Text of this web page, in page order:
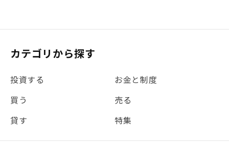
カテゴリから探す
投資する
お金と制度
買う
売る
貸す
特集